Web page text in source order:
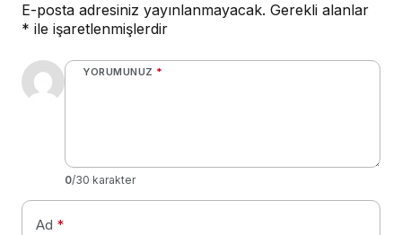
E-posta adresiniz yayınlanmayacak. Gerekli alanlar
* ile işaretlenmişlerdir
YORUMUNUZ *
0/30 karakter
Ad *